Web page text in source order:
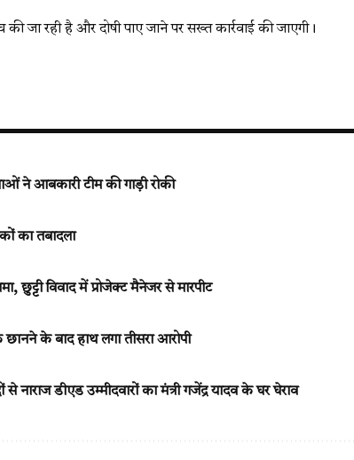
जा रही है और दोषी पाए जाने पर सख्त कार्रवाई की जाएगी।
ने आबकारी टीम की गाड़ी रोकी
का तबादला
विवाद में प्रोजेक्ट मैनेजर से मारपीट
छानने के बाद हाथ लगा तीसरा आरोपी
डीएड उम्मीदवारों का मंत्री गजेंद्र यादव के घर घेराव